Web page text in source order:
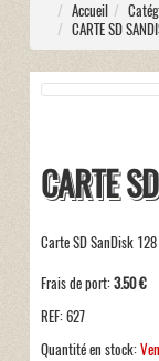
Accueil
CARTE SD
CARTE
Carte SD SanDisk
Frais de port:3.50 €
REF:627
Quantité en stock: